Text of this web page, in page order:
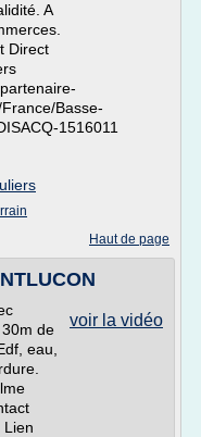
A
Direct
Basse-
1516011
Haut de page
voir la vidéo
de
eau,
Lien